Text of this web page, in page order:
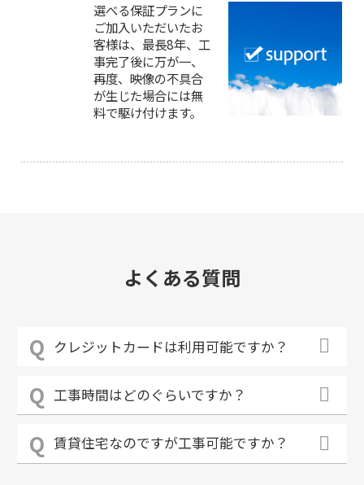
選べる保証プランに
ご加入いただいたお
客様は、最長8年、工
事完了後に万が一、
再度、映像の不具合
が生じた場合には無
料で駆け付けます。
よくある質問
クレジットカードは利用可能ですか？
工事時間はどのぐらいですか？
賃貸住宅なのですが工事可能ですか？